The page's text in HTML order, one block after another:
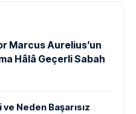
Marcus Aurelius’un
Hâlâ Geçerli Sabah
Neden Başarısız